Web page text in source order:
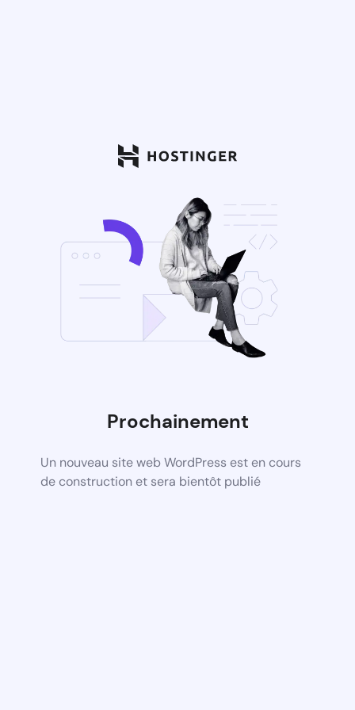
Prochainement
Un nouveau site web WordPress est en cours
de construction et sera bientôt publié